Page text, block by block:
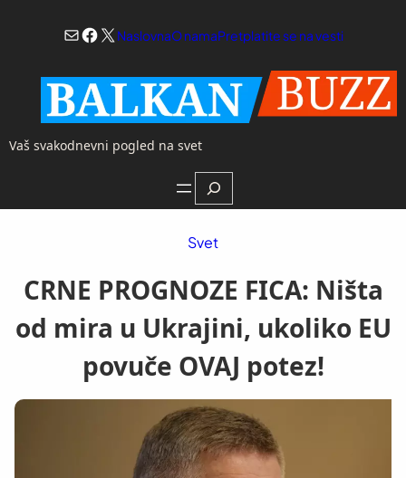
Mail
Facebook
X NaslovnaO namaPretplatite se na vesti
Vaš svakodnevni pogled na svet
Search
Svet
CRNE PROGNOZE FICA: Ništa
od mira u Ukrajini, ukoliko EU
povuče OVAJ potez!